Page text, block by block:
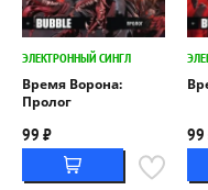
ЭЛЕКТРОННЫЙ СИНГЛ
Время Ворона:
Пролог
99 ₽ 99